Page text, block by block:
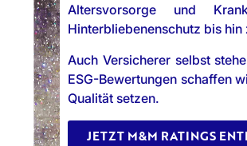
Altersvorsorge und
Hinterbliebenenschutz bis
Auch Versicherer selbst
ESG-Bewertungen schaffen
Qualität setzen.
JETZT M&M RATINGS